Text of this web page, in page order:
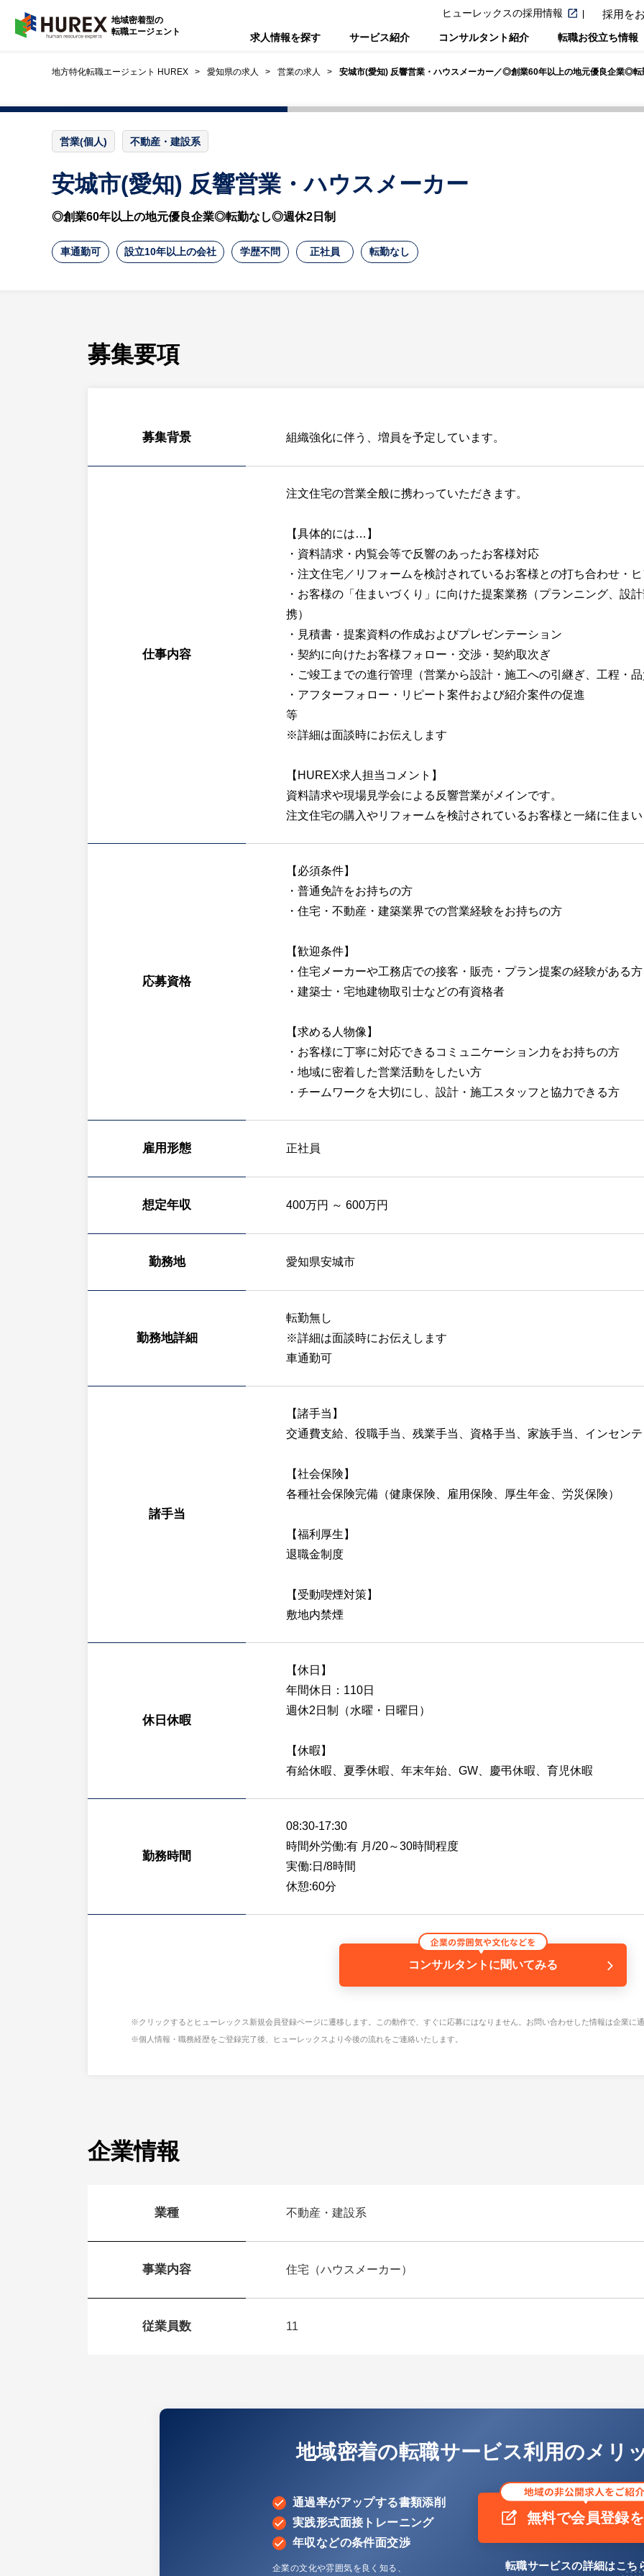
HUREX
地域密着型の
転職エージェント
ヒューレックスの採用情報 採用を
求人情報を探す サービス紹介 コンサルタント紹介 転職お役立ち情報
地方特化転職エージェント HUREX 愛知県の求人 営業の求人 安城市(愛知) 反響営業・ハウスメーカー／◎創業60年以上の地元優良企業◎
営業(個人) 不動産・建設系
安城市(愛知) 反響営業・ハウスメーカー
◎創業60年以上の地元優良企業◎転勤なし◎週休2日制
車通勤可 設立10年以上の会社 学歴不問 正社員 転勤なし
募集要項
募集背景 組織強化に伴う、増員を予定しています。
仕事内容
注文住宅の営業全般に携わっていただきます。
【具体的には…】
・資料請求・内覧会等で反響のあったお客様対応
・注文住宅／リフォームを検討されているお客様との打ち合わせ・
・お客様の「住まいづくり」に向けた提案業務（プランニング、設
携）
・見積書・提案資料の作成およびプレゼンテーション
・契約に向けたお客様フォロー・交渉・契約取次ぎ
・ご竣工までの進行管理（営業から設計・施工への引継ぎ、工程・
・アフターフォロー・リピート案件および紹介案件の促進
等
※詳細は面談時にお伝えします
【HUREX求人担当コメント】
資料請求や現場見学会による反響営業がメインです。
注文住宅の購入やリフォームを検討されているお客様と一緒に住ま
応募資格
【必須条件】
・普通免許をお持ちの方
・住宅・不動産・建築業界での営業経験をお持ちの方
【歓迎条件】
・住宅メーカーや工務店での接客・販売・プラン提案の経験がある方
・建築士・宅地建物取引士などの有資格者
【求める人物像】
・お客様に丁寧に対応できるコミュニケーション力をお持ちの方
・地域に密着した営業活動をしたい方
・チームワークを大切にし、設計・施工スタッフと協力できる方
雇用形態 正社員
想定年収 400万円 ～ 600万円
勤務地 愛知県安城市
勤務地詳細
転勤無し
※詳細は面談時にお伝えします
車通勤可
諸手当
【諸手当】
交通費支給、役職手当、残業手当、資格手当、家族手当、インセン
【社会保険】
各種社会保険完備（健康保険、雇用保険、厚生年金、労災保険）
【福利厚生】
退職金制度
【受動喫煙対策】
敷地内禁煙
休日休暇
【休日】
年間休日：110日
週休2日制（水曜・日曜日）
【休暇】
有給休暇、夏季休暇、年末年始、GW、慶弔休暇、育児休暇
勤務時間
08:30-17:30
時間外労働:有 月/20～30時間程度
実働:日/8時間
休憩:60分
コンサルタントに聞いてみる
※クリックするとヒューレックス新規会員登録ページに遷移します。この動作で、すぐに応募にはなりません。お問い合わせした情報は企業に
※個人情報・職務経歴をご登録完了後、ヒューレックスより今後の流れをご連絡いたします。
企業情報
業種 不動産・建設系
事業内容 住宅（ハウスメーカー）
従業員数 11
地域密着の転職サービス利用のメリ
通過率がアップする書類添削
実践形式面接トレーニング
年収などの条件面交渉
企業の文化や雰囲気を良く知る、
無料で会員登録
転職サービスの詳細はこち